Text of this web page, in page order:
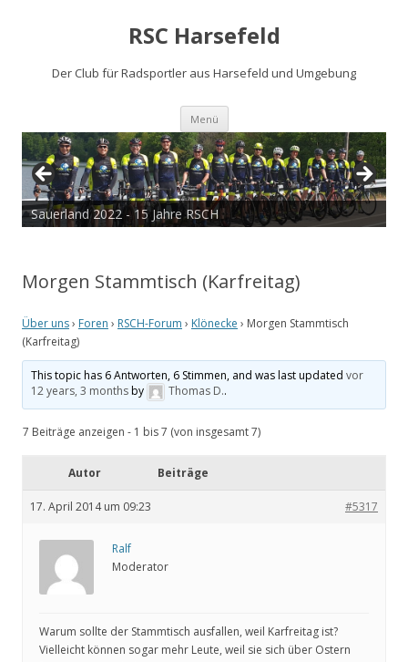
RSC Harsefeld
Der Club für Radsportler aus Harsefeld und Umgebung
Menü Zum
springen
Sauerland 2022 - 15 Jahre RSCH
Tour de Cux 2020
Morgen Stammtisch (Karfreitag)
Über uns› Foren › RSCH-Forum › Klönecke › Morgen Stammtisch
(Karfreitag)
This topic has 6 Antworten, 6 Stimmen, and was last updatedvor
12 years, 3 monthsby Thomas D..
7 Beiträge anzeigen - 1 bis 7 (von insgesamt 7)
Autor Beiträge
17. April 2014 um 09:23 #5317
Ralf
Moderator
Warum sollte der Stammtisch ausfallen, weil Karfreitag ist?
Vielleicht können sogar mehr Leute, weil sie sich über Ostern